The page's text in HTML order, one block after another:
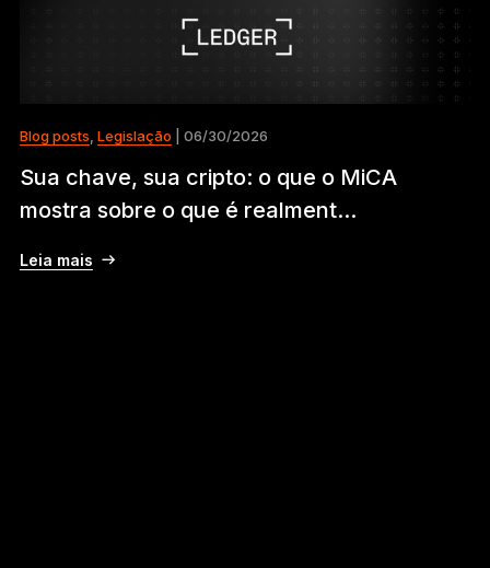
Blog posts, Legislação | 06/30/2026
Sua chave, sua cripto: o que o MiCA
mostra sobre o que é realment...
Leia mais